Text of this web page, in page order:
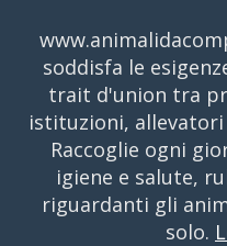
soddisfa le
trait d'union tra
istituzioni,
Raccoglie ogni
igiene e salute,
riguardanti gli
solo.